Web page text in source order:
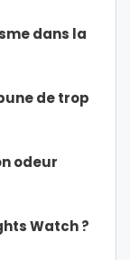
dans la
de trop
odeur
Watch ?